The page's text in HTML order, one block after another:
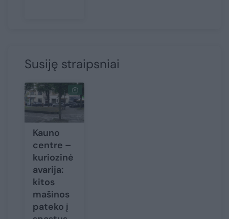
Susiję straipsniai
Kauno
centre –
kuriozinė
avarija:
kitos
mašinos
pateko į